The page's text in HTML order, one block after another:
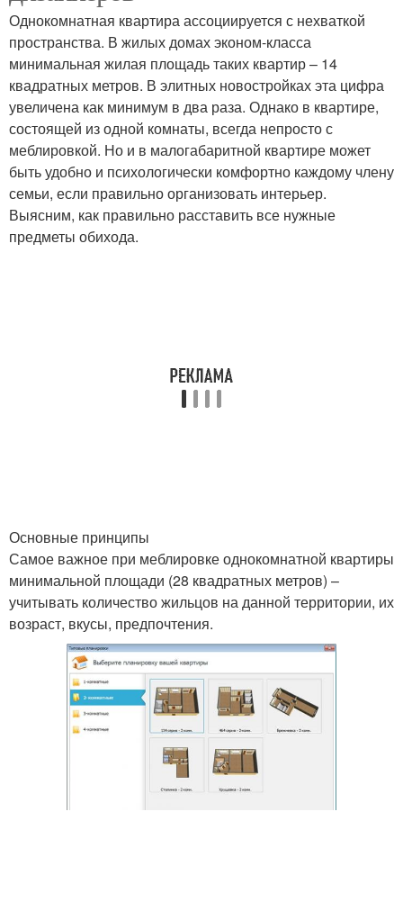
Однокомнатная квартира ассоциируется с нехваткой
пространства. В жилых домах эконом-класса
минимальная жилая площадь таких квартир – 14
квадратных метров. В элитных новостройках эта цифра
увеличена как минимум в два раза. Однако в квартире,
состоящей из одной комнаты, всегда непросто с
меблировкой. Но и в малогабаритной квартире может
быть удобно и психологически комфортно каждому члену
семьи, если правильно организовать интерьер.
Выясним, как правильно расставить все нужные
предметы обихода.
Основные принципы
Самое важное при меблировке однокомнатной квартиры
минимальной площади (28 квадратных метров) –
учитывать количество жильцов на данной территории, их
возраст, вкусы, предпочтения.